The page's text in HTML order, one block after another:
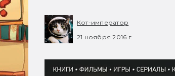
Кот-император
21 ноября 2016 г.